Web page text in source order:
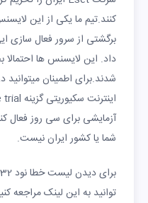
کنند.تیم ما یکی از این
برگشتی از سرور فعال
داد. این لایسنس ها
آزمایشی برای سی روز فعال
شما یا کشور ایران نیست.
توانید به این لینک مراجعه